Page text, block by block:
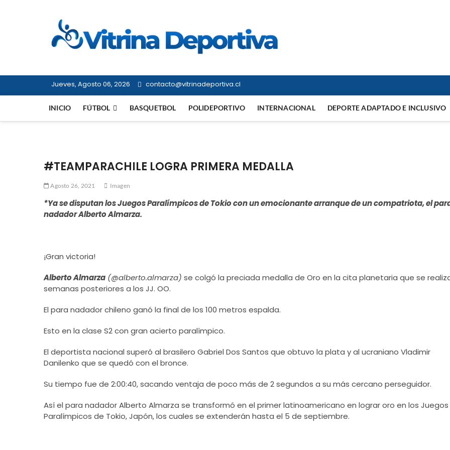
Jueves, Agosto 06, 2026 contacto@vitrinadeportiva.cl
INICIO FÚTBOL BASQUETBOL POLIDEPORTIVO INTERNACIONAL DEPORTE ADAPTADO E INCLUSIVO
#TEAMPARACHILE LOGRA PRIMERA MEDALLA
Agosto 26, 2021 Imagen
*Ya se disputan los Juegos Paralímpicos de Tokio con un emocionante arranque de un compatriota, el
nadador Alberto Almarza.
¡Gran victoria!
Alberto Almarza (@alberto.almarza) se colgó la preciada medalla de Oro en la cita planetaria que se
semanas posteriores a los JJ. OO.
El para nadador chileno ganó la final de los 100 metros espalda.
Esto en la clase S2 con gran acierto paralímpico.
El deportista nacional superó al brasilero Gabriel Dos Santos que obtuvo la plata y al ucraniano Vladimir
Danilenko que se quedó con el bronce.
Su tiempo fue de 2:00:40, sacando ventaja de poco más de 2 segundos a su más cercano perseguidor.
Así el para nadador Alberto Almarza se transformó en el primer latinoamericano en lograr oro en los Juegos
Paralímpicos de Tokio, Japón, los cuales se extenderán hasta el 5 de septiembre.